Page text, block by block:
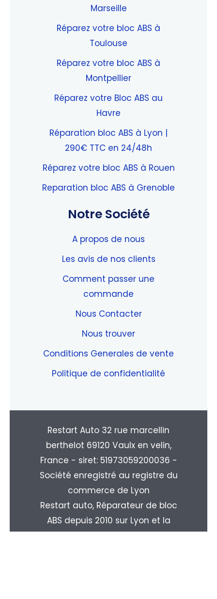
Marseille
Réparez votre bloc ABS à
Toulouse
Réparez votre bloc ABS à
Montpellier
Réparez votre Bloc ABS au
Havre
Réparation bloc ABS à Lyon |
290€ TTC en 24/48h
Réparez votre bloc ABS à Rouen
Reparation bloc ABS à Grenoble
Notre Société
A propos de nous
Les avis de nos clients
Comment passer une
commande
Nous Contacter
Nous trouver
Conditions Generales de vente
Politique de confidentialité
Restart Auto 32 rue marcellin
berthelot 69120 Vaulx en velin,
France - siret: 51973059200036 -
Société enregistré au registre du
commerce de Lyon
Restart auto, Réparateur de bloc
ABS depuis 2010 sur Lyon et la
région Rhone-alpes. Livraison